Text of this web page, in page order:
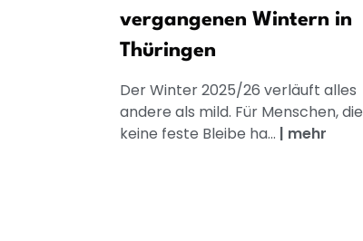
vergangenen Wintern in
Thüringen
Der Winter 2025/26 verläuft alles
andere als mild. Für Menschen, die
keine feste Bleibe ha... | mehr